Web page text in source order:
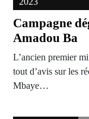
Campagne
Amadou Ba
L’ancien premier
tout d’avis sur les
Mbaye…